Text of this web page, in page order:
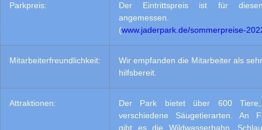
Parkpreis:
Der Eintrittspreis ist für
angemessen.
(www.jaderpark.de/sommerpreise-
Mitarbeiterfreundlichkeit:
Wir empfanden die Mitarbeiter als
hilfsbereit.
Attraktionen:
Der Park bietet über 600
verschiedene Säugetierarten. An
gibt es die Wildwasserbahn,